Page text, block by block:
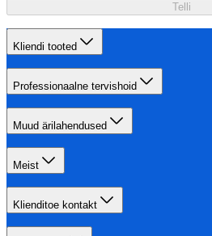
Telli
Kliendi tooted
Professionaalne tervishoid
Muud ärilahendused
Meist
Klienditoe kontakt